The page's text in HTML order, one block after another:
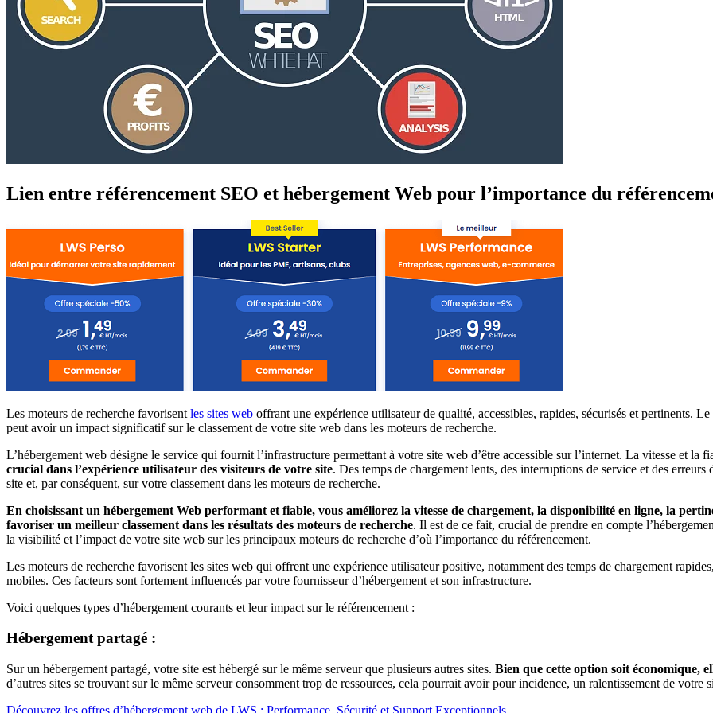
Lien entre référencement SEO et hébergement Web pour l’importance du
Les moteurs de recherche favorisent les sites web offrant une expérience utilisateur de qualité, accessibles, rapides, sécurisés et pertinents.
peut avoir un impact significatif sur le classement de votre site web dans les moteurs de recherche.
L’hébergement web désigne le service qui fournit l’infrastructure permettant à votre site web d’être accessible sur l’internet. La vitesse et la
crucial dans l’expérience utilisateur des visiteurs de votre site. Des temps de chargement lents, des interruptions de service et des
site et, par conséquent, sur votre classement dans les moteurs de recherche.
En choisissant un hébergement Web performant et fiable, vous améliorez la vitesse de chargement, la disponibilité en ligne, la
favoriser un meilleur classement dans les résultats des moteurs de recherche. Il est de ce fait, crucial de prendre en compte
la visibilité et l’impact de votre site web sur les principaux moteurs de recherche d’où l’importance du référencement.
Les moteurs de recherche favorisent les sites web qui offrent une expérience utilisateur positive, notamment des temps de chargement
mobiles. Ces facteurs sont fortement influencés par votre fournisseur d’hébergement et son infrastructure.
Voici quelques types d’hébergement courants et leur impact sur le référencement :
Hébergement partagé :
Sur un hébergement partagé, votre site est hébergé sur le même serveur que plusieurs autres sites. Bien que cette option soit économique,
d’autres sites se trouvant sur le même serveur consomment trop de ressources, cela pourrait avoir pour incidence, un ralentissement de votre
Découvrez les offres d’hébergement web de LWS : Performance, Sécurité et Support Exceptionnels